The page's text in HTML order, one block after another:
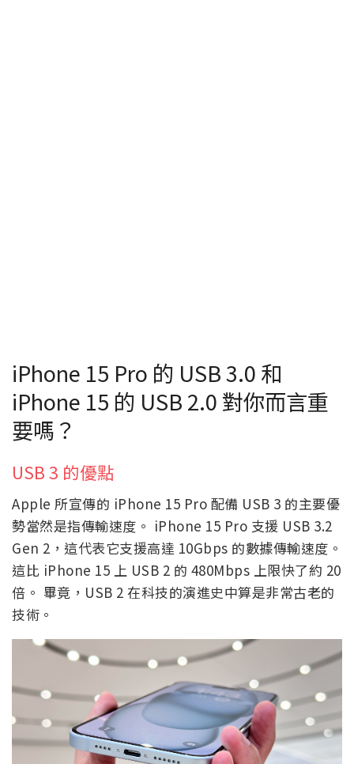
iPhone 15 Pro 的 USB 3.0 和
iPhone 15 的 USB 2.0 對你而言重
要嗎？
USB 3 的優點
Apple 所宣傳的 iPhone 15 Pro 配備 USB 3 的主要優
勢當然是指傳輸速度。 iPhone 15 Pro 支援 USB 3.2
Gen 2，這代表它支援高達 10Gbps 的數據傳輸速度。
這比 iPhone 15 上 USB 2 的 480Mbps 上限快了約 20
倍。 畢竟，USB 2 在科技的演進史中算是非常古老的
技術。